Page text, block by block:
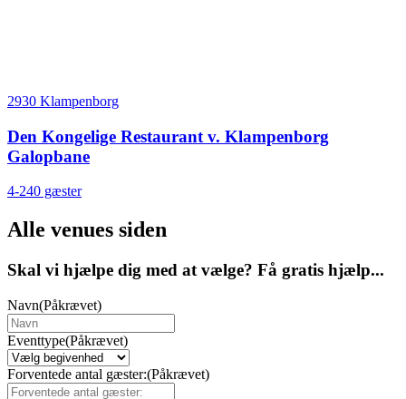
2930 Klampenborg
Den Kongelige Restaurant v. Klampenborg
Galopbane
4-240 gæster
Alle venues siden
Skal vi hjælpe dig med at vælge? Få gratis hjælp...
Navn(Påkrævet)
Eventtype(Påkrævet)
Forventede antal gæster:(Påkrævet)